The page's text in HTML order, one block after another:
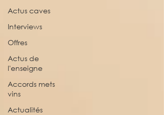
Actus caves
Interviews
Offres
Actus de
l'enseigne
Accords mets
vins
Actualités